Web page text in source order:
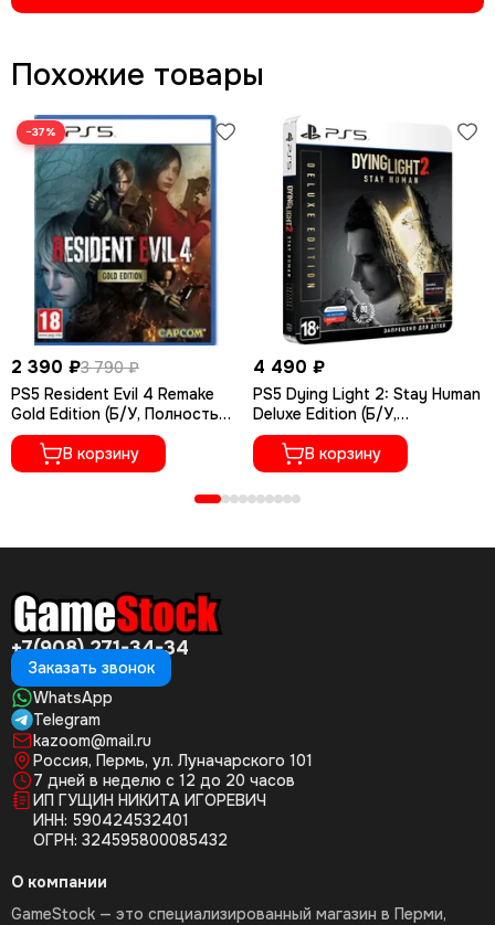
Похожие товары
−37%
2 390 ₽3 790 ₽
PS5 Resident Evil 4 Remake
Gold Edition (Б/У, Полностью
на русском языке, PPSA-
07412)В корзину
4 490 ₽
PS5 Dying Light 2: Stay Human
Deluxe Edition (Б/У,
Полностью на русском языке,
PPSA-02262)
В корзину
+7(908) 271-34-34
Заказать звонок
WhatsApp
Telegram
kazoom@mail.ru
Россия, Пермь, ул. Луначарского 101
7 дней в неделю с 12 до 20 часов
ИП ГУЩИН НИКИТА ИГОРЕВИЧ
ИНН: 590424532401
ОГРН: 324595800085432
О компании
GameStock — это специализированный магазин в Перми,